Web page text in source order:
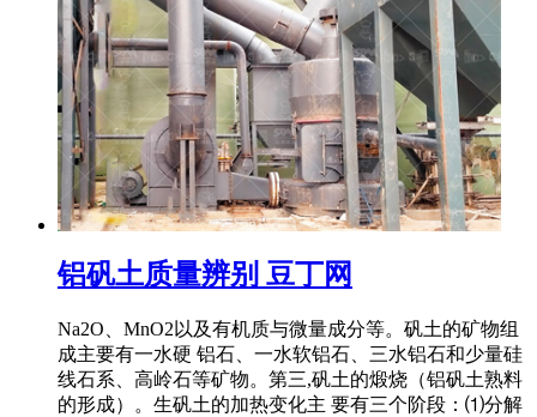
铝矾土质量辨别 豆丁网
Na2O、MnO2以及有机质与微量成分等。矾土的矿物组
成主要有一水硬 铝石、一水软铝石、三水铝石和少量硅
线石系、高岭石等矿物。第三,矾土的煅烧（铝矾土熟料
的形成）。生矾土的加热变化主 要有三个阶段：⑴分解